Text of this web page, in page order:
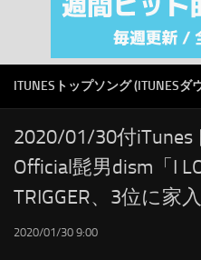
オリジナルiTunes週間トッ
RSS
LINKS
ITUNESトップソング (ITUNES
2020/01/30付iTunes
Official髭男dism「I
TRIGGER、3位に家
2020/01/30 9:00